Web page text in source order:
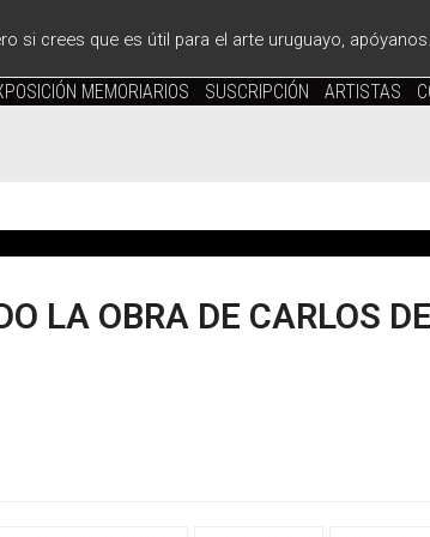
si crees que es útil para el arte uruguayo,
MEMORIARIOS SUSCRIPCIÓN ARTISTAS
LA OBRA DE CARLOS